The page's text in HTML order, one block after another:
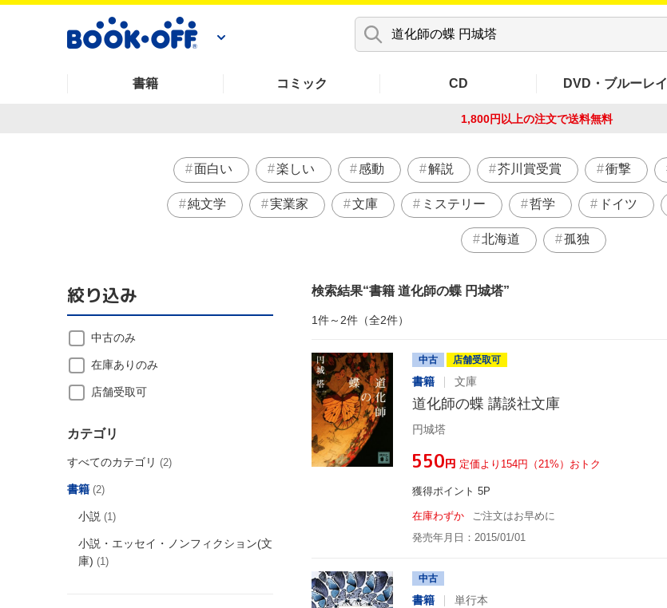
書籍 コミック CD DVD・ブルーレイ
1,800円以上の注文で送料無料
面白い 楽しい 感動 解説 芥川賞受賞 衝撃
純文学 実業家 文庫 ミステリー 哲学 ドイツ
北海道 孤独
検索結果 書籍 道化師の蝶 円城塔
1件～2件（全2件）
中古 店舗受取可
書籍 文庫
道化師の蝶 講談社文庫
円城塔
¥550円 定価より154円（21%）おトク
獲得ポイント 5P
在庫わずか
ご注文はお早めに
発売年月日：2015/01/01
中古
書籍 単行本
絞り込み
中古のみ
在庫ありのみ
店舗受取可
カテゴリ
すべてのカテゴリ (2)
書籍 (2)
小説 (1)
小説・エッセイ・ノンフィクション(文
庫) (1)